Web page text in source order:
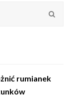
rumianek